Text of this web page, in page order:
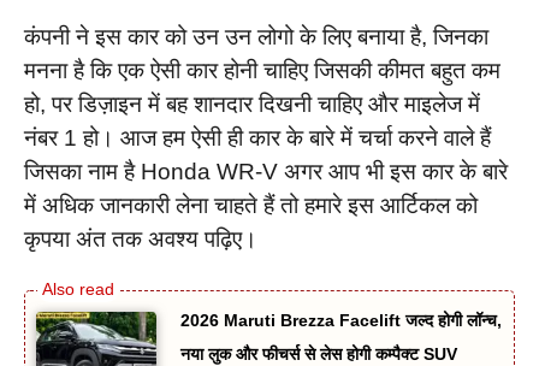
कंपनी ने इस कार को उन उन लोगो के लिए बनाया है, जिनका
मनना है कि एक ऐसी कार होनी चाहिए जिसकी कीमत बहुत कम
हो, पर डिज़ाइन में बह शानदार दिखनी चाहिए और माइलेज में
नंबर 1 हो। आज हम ऐसी ही कार के बारे में चर्चा करने वाले हैं
जिसका नाम है Honda WR-V अगर आप भी इस कार के बारे
में अधिक जानकारी लेना चाहते हैं तो हमारे इस आर्टिकल को
कृपया अंत तक अवश्य पढ़िए।
2026 Maruti Brezza Facelift जल्द होगी लॉन्च,
नया लुक और फीचर्स से लेस होगी कम्पैक्ट SUV